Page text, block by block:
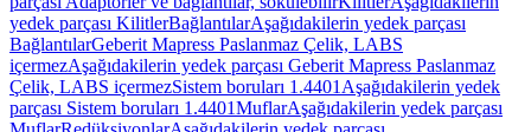
yedek parçası KilitlerBağlantılarAşağıdakilerin yedek parçası
BağlantılarGeberit Mapress Paslanmaz Çelik, LABS
içermezAşağıdakilerin yedek parçası Geberit Mapress Paslanmaz
Çelik, LABS içermezSistem boruları 1.4401 Aşağıdakilerin yedek
parçası Sistem boruları 1.4401MuflarAşağıdakilerin yedek parçası